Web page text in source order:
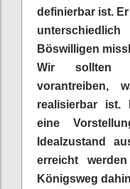
definierbar ist.
Böswilligen
Wir sollten
vorantreiben,
realisierbar ist.
eine
Idealzustand
erreicht
Königsweg